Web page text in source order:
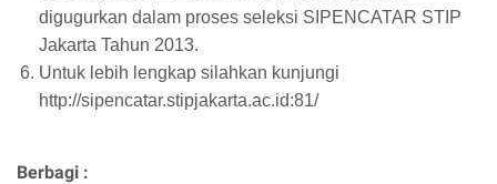
digugurkan dalam proses seleksi SIPENCATAR STIP
Jakarta Tahun 2013.
Untuk lebih lengkap silahkan kunjungi
http://sipencatar.stipjakarta.ac.id:81/
Berbagi :